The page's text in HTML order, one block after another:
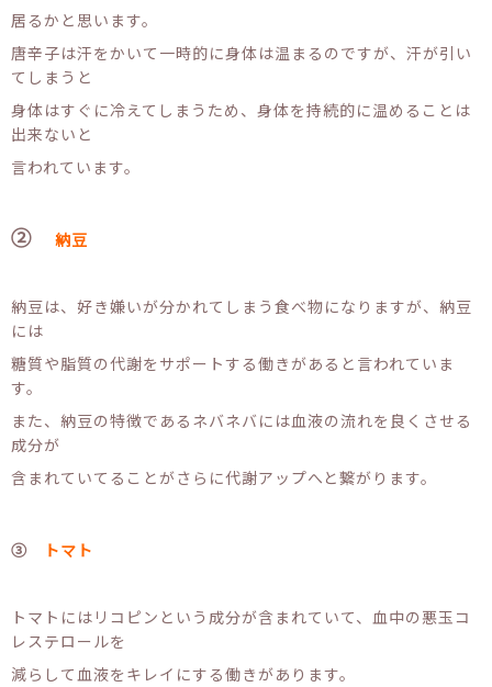
居るかと思います。
唐辛子は汗をかいて一時的に身体は温まるのですが、汗が引い
てしまうと
身体はすぐに冷えてしまうため、身体を持続的に温めることは
出来ないと
言われています。
② 納豆
納豆は、好き嫌いが分かれてしまう食べ物になりますが、納豆
には
糖質や脂質の代謝をサポートする働きがあると言われていま
す。
また、納豆の特徴であるネバネバには血液の流れを良くさせる
成分が
含まれていてることがさらに代謝アップへと繋がります。
③ トマト
トマトにはリコピンという成分が含まれていて、血中の悪玉コ
レステロールを
減らして血液をキレイにする働きがあります。